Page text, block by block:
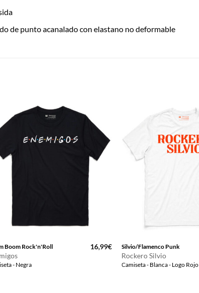
de punto acanalado con elastano no deformable
Boom Rock'n'Roll
- Negra
16,99€ Silvio/Flamenco Punk
Rockero Silvio
Camiseta - Blanca - Logo Rojo